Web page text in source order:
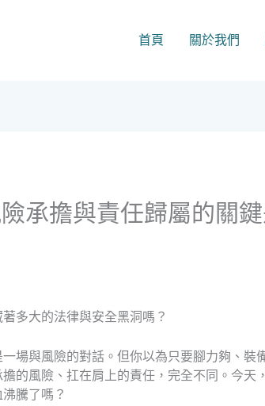
首頁 關於我們
承擔與責任歸屬的關
多大的法律與安全黑洞嗎？
場與風險的對話。但你以為只要腳力夠、裝
的風險、扛在肩上的責任，完全不同。今
騰了嗎？